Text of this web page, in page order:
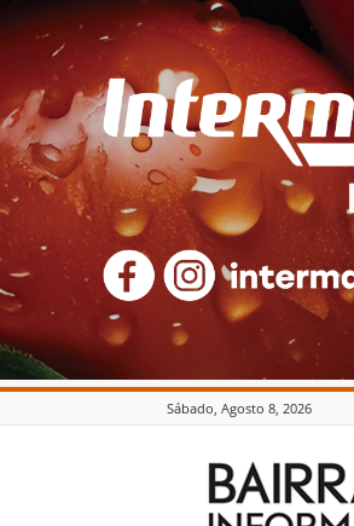
Sábado, Agosto 8, 2026
Bairrada
Informação